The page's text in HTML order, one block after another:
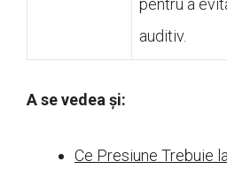
pentru a
auditiv.
A se vedea și:
Ce Presiune Trebuie